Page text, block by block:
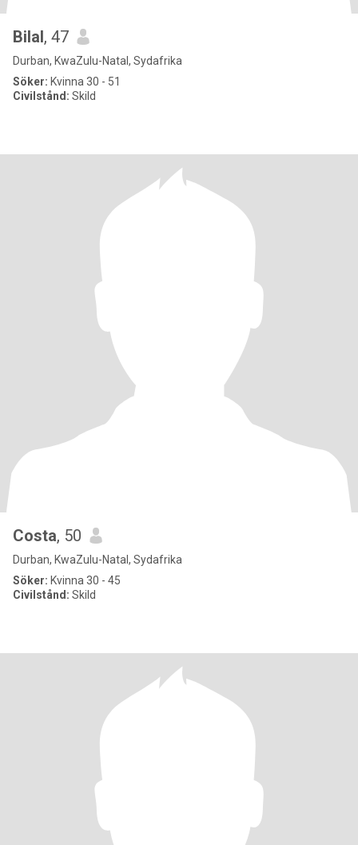
Bilal, 47
Durban, KwaZulu-Natal, Sydafrika
Söker: Kvinna 30 - 51
Civilstånd: Skild
Costa, 50
Durban, KwaZulu-Natal, Sydafrika
Söker: Kvinna 30 - 45
Civilstånd: Skild